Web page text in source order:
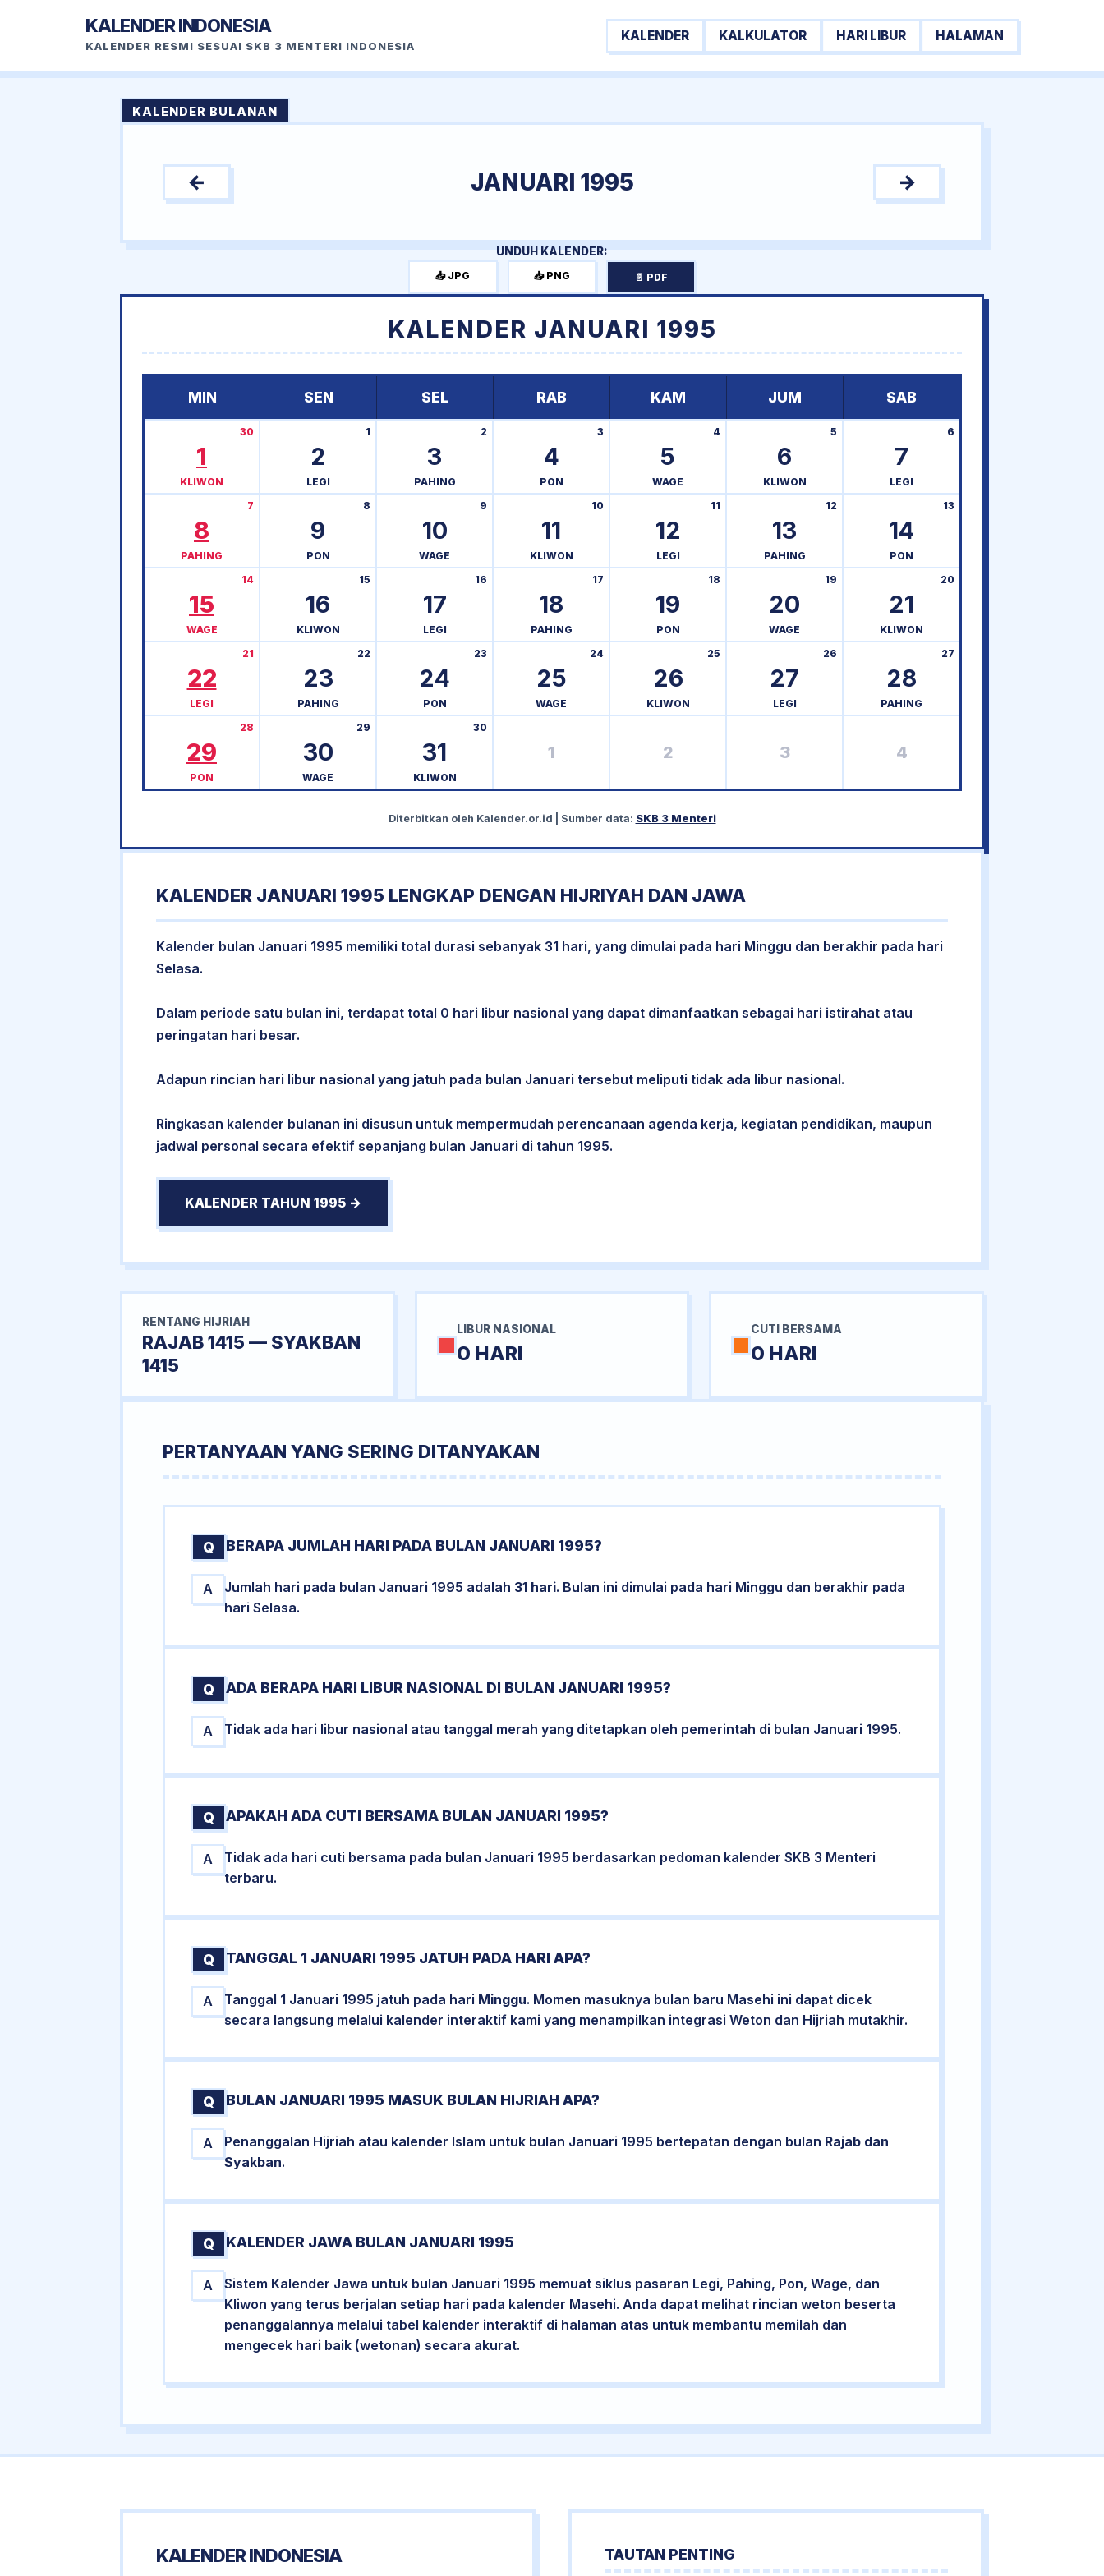
KALENDER INDONESIA
KALENDER RESMI SESUAI SKB 3 MENTERI INDONESIA
KALENDER KALKULATOR HARI LIBUR HALAMAN
KALENDER BULANAN
← JANUARI 1995 →
UNDUH KALENDER:
📥 JPG 📥 PNG 📄 PDF
KALENDER JANUARI 1995
MIN SEN SEL RAB KAM JUM SAB
1
30
KLIWON
2
1
LEGI
3
2
PAHING
4
3
PON
5
4
WAGE
6
5
KLIWON
7
6
LEGI
8
7
PAHING
9
8
PON
10
9
WAGE
11
10
KLIWON
12
11
LEGI
13
12
PAHING
14
13
PON
15
14
WAGE
16
15
KLIWON
17
16
LEGI
18
17
PAHING
19
18
PON
20
19
WAGE
21
20
KLIWON
22
21
LEGI
23
22
PAHING
24
23
PON
25
24
WAGE
26
25
KLIWON
27
26
LEGI
28
27
PAHING
29
28
PON
30
29
WAGE
31
30
KLIWON
1 2 3 4
Diterbitkan oleh Kalender.or.id | Sumber data: SKB 3 Menteri
KALENDER JANUARI 1995 LENGKAP DENGAN HIJRIYAH DAN JAWA
Kalender bulan Januari 1995 memiliki total durasi sebanyak 31 hari, yang dimulai pada hari Minggu dan berakhir pada hari
Selasa.
Dalam periode satu bulan ini, terdapat total 0 hari libur nasional yang dapat dimanfaatkan sebagai hari istirahat atau
peringatan hari besar.
Adapun rincian hari libur nasional yang jatuh pada bulan Januari tersebut meliputi tidak ada libur nasional.
Ringkasan kalender bulanan ini disusun untuk mempermudah perencanaan agenda kerja, kegiatan pendidikan, maupun
jadwal personal secara efektif sepanjang bulan Januari di tahun 1995.
KALENDER TAHUN 1995 →
RENTANG HIJRIAH
RAJAB 1415 — SYAKBAN
1415
LIBUR NASIONAL
0 HARI
CUTI BERSAMA
0 HARI
PERTANYAAN YANG SERING DITANYAKAN
Q BERAPA JUMLAH HARI PADA BULAN JANUARI 1995?
A Jumlah hari pada bulan Januari 1995 adalah 31 hari. Bulan ini dimulai pada hari Minggu dan berakhir pada
hari Selasa.
Q ADA BERAPA HARI LIBUR NASIONAL DI BULAN JANUARI 1995?
A Tidak ada hari libur nasional atau tanggal merah yang ditetapkan oleh pemerintah di bulan Januari 1995.
Q APAKAH ADA CUTI BERSAMA BULAN JANUARI 1995?
A
Tidak ada hari cuti bersama pada bulan Januari 1995 berdasarkan pedoman kalender SKB 3 Menteri
terbaru.
Q TANGGAL 1 JANUARI 1995 JATUH PADA HARI APA?
A Tanggal 1 Januari 1995 jatuh pada hari Minggu. Momen masuknya bulan baru Masehi ini dapat dicek
secara langsung melalui kalender interaktif kami yang menampilkan integrasi Weton dan Hijriah mutakhir.
Q BULAN JANUARI 1995 MASUK BULAN HIJRIAH APA?
A Penanggalan Hijriah atau kalender Islam untuk bulan Januari 1995 bertepatan dengan bulan Rajab dan
Syakban.
Q KALENDER JAWA BULAN JANUARI 1995
A
Sistem Kalender Jawa untuk bulan Januari 1995 memuat siklus pasaran Legi, Pahing, Pon, Wage, dan
Kliwon yang terus berjalan setiap hari pada kalender Masehi. Anda dapat melihat rincian weton beserta
penanggalannya melalui tabel kalender interaktif di halaman atas untuk membantu memilah dan
mengecek hari baik (wetonan) secara akurat.
KALENDER INDONESIA TAUTAN PENTING